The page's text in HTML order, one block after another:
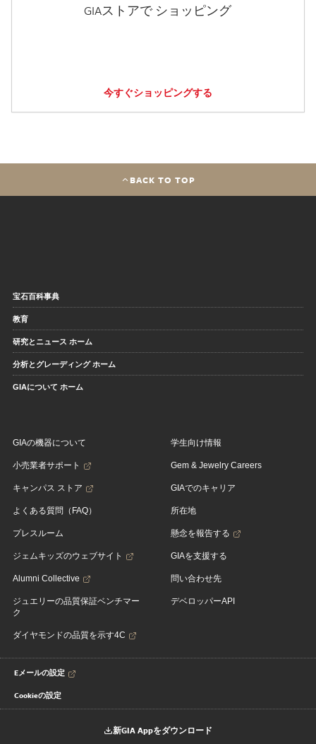
GIAストアで ショッピング
今すぐショッピングする
BACK TO TOP
宝石百科事典
教育
研究とニュース ホーム
分析とグレーディング ホーム
GIAについて ホーム
GIAの機器について
小売業者サポート
キャンパス ストア
よくある質問（FAQ）
プレスルーム
ジェムキッズのウェブサイト
Alumni Collective
ジュエリーの品質保証ベンチマー
ク
ダイヤモンドの品質を示す4C
学生向け情報
Gem & Jewelry Careers
GIAでのキャリア
所在地
懸念を報告する
GIAを支援する
問い合わせ先
デベロッパーAPI
Eメールの設定
Cookieの設定
新GIA Appをダウンロード